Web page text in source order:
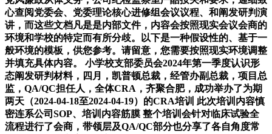
心查阅党委会、党委理论核心进修组会议议程、和阐发研判演
讲，而这些文档凡是是内部文件，内容会按照现实会议会商的
环境和学校的特定而有所分歧。以下是一种假设性的、基于一
般环境的模板，供您参考。请留意，您需要按照现实环境调整
并填充具体内容。 小学校支部委员会2024年第一季度认识形
态阐发研判材料，四月，凯普顿总裁，经管办副总裁，项目总
监，QA/QC担任人，全体CRA，齐聚合肥，成功举办了为期
两天（2024-04-18至2024-04-19）的CRA培训 此次培训内容慎
密连系公司SOP、培训内容筋膜 整个培训会针对临床试验全
流程进行了会商，带领层及QA/QC部分也分享了各自角度常